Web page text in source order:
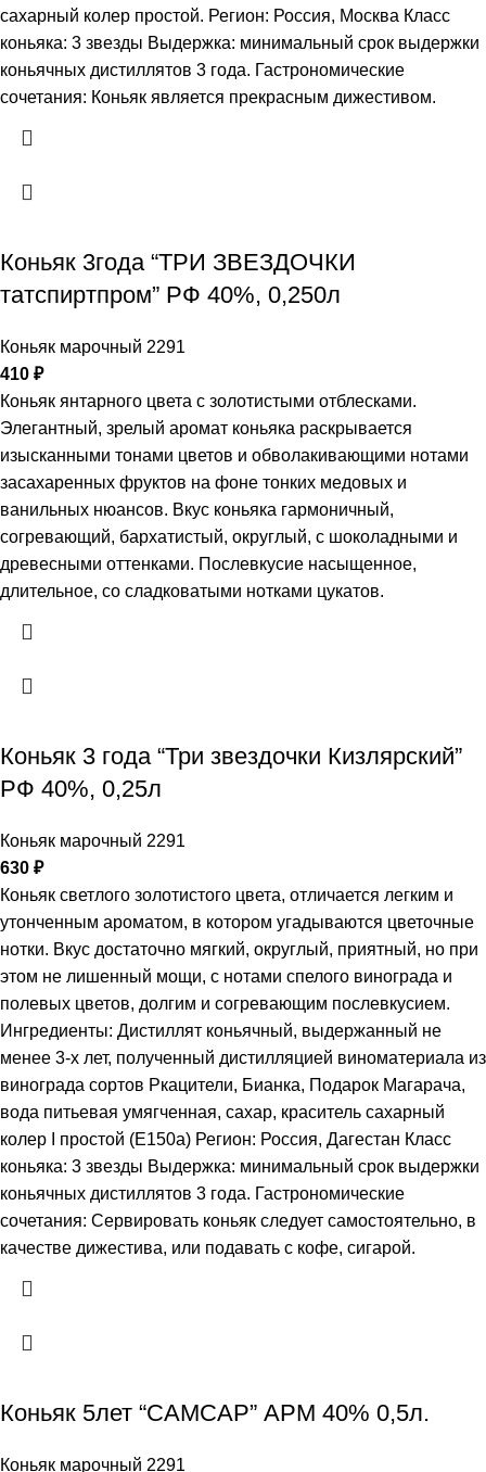
сахарный колер простой. Регион: Россия, Москва Класс
коньяка: 3 звезды Выдержка: минимальный срок выдержки
коньячных дистиллятов 3 года. Гастрономические
сочетания: Коньяк является прекрасным дижестивом.
Коньяк 3года “ТРИ ЗВЕЗДОЧКИ
татспиртпром” РФ 40%, 0,250л
Коньяк марочный 2291
410 ₽
Коньяк янтарного цвета с золотистыми отблесками.
Элегантный, зрелый аромат коньяка раскрывается
изысканными тонами цветов и обволакивающими нотами
засахаренных фруктов на фоне тонких медовых и
ванильных нюансов. Вкус коньяка гармоничный,
согревающий, бархатистый, округлый, с шоколадными и
древесными оттенками. Послевкусие насыщенное,
длительное, со сладковатыми нотками цукатов.
Коньяк 3 года “Три звездочки Кизлярский”
РФ 40%, 0,25л
Коньяк марочный 2291
630 ₽
Коньяк светлого золотистого цвета, отличается легким и
утонченным ароматом, в котором угадываются цветочные
нотки. Вкус достаточно мягкий, округлый, приятный, но при
этом не лишенный мощи, с нотами спелого винограда и
полевых цветов, долгим и согревающим послевкусием.
Ингредиенты: Дистиллят коньячный, выдержанный не
менее 3-х лет, полученный дистилляцией виноматериала из
винограда сортов Ркацители, Бианка, Подарок Магарача,
вода питьевая умягченная, сахар, краситель сахарный
колер I простой (Е150а) Регион: Россия, Дагестан Класс
коньяка: 3 звезды Выдержка: минимальный срок выдержки
коньячных дистиллятов 3 года. Гастрономические
сочетания: Сервировать коньяк следует самостоятельно, в
качестве дижестива, или подавать с кофе, сигарой.
Коньяк 5лет “САМСАР” АРМ 40% 0,5л.
Коньяк марочный 2291